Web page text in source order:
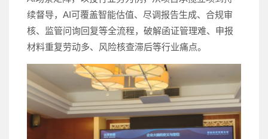
续督导，AI可覆盖智能估值、尽调报告生成、合规审
核、监管问询回复等全流程，破解函证管理难、申报
材料重复劳动多、风险核查滞后等行业痛点。